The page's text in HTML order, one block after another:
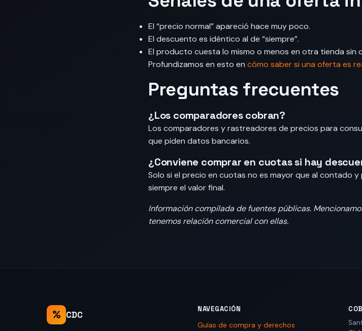
El “precio normal” apareció hace muy poco.
El descuento es idéntico al de “siempre”.
El producto cuesta lo mismo o menos en otra tienda sin
Profundizamos en esto en cómo saber si una oferta es
Preguntas frecuentes
¿Los comparadores cobran?
Los comparadores y rastreadores de precios para
que piden datos bancarios.
¿Conviene comprar en cuotas si hay
Solo si el precio en cuotas no es mayor que al contado
siempre el valor final.
Información compilada de fuentes públicas.
tenemos relación comercial con ellas.
% CDC NAVEGACIÓN
Guías de compra y derechos